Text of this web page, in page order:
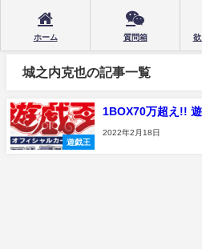
ホーム 質問箱 欲
城之内克也の記事一覧
遊戯王
1BOX70万超え!!
2022年2月18日